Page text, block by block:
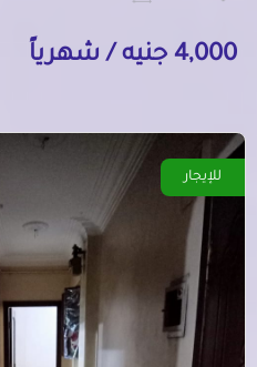
4,000 جنيه / شهرياً
للإيجار